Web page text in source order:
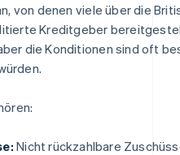
von denen viele über die
Kreditgeber
die Konditionen sind oft
Nicht rückzahlbare